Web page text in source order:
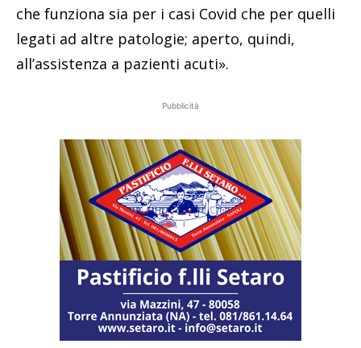
che funziona sia per i casi Covid che per quelli
legati ad altre patologie; aperto, quindi,
all’assistenza a pazienti acuti».
Pubblicità